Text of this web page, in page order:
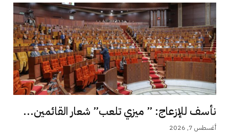
نأسف للإزعاج: ” ميزي تلعب” شعار القائمين...
أغسطس 7, 2026